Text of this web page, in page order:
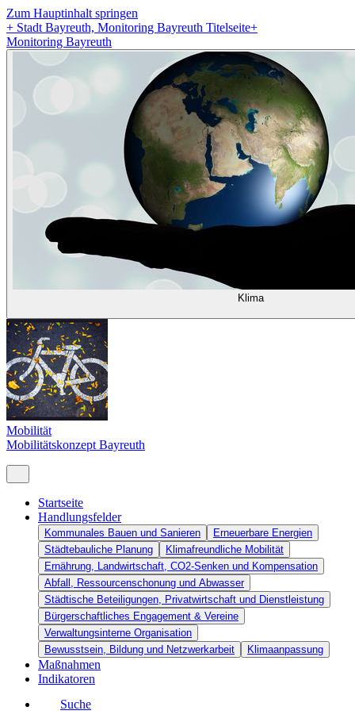
Zum Hauptinhalt springen
+ Stadt Bayreuth, Monitoring Bayreuth Titelseite+
Monitoring Bayreuth
Klima
Mobilität
Mobilitätskonzept Bayreuth
Startseite
Handlungsfelder
Kommunales Bauen und Sanieren
Erneuerbare Energien
Städtebauliche Planung
Klimafreundliche Mobilität
Ernährung, Landwirtschaft, CO2-Senken und Kompensation
Abfall, Ressourcenschonung und Abwasser
Städtische Beteiligungen, Privatwirtschaft und Dienstleistung
Bürgerschaftliches Engagement & Vereine
Verwaltungsinterne Organisation
Bewusstsein, Bildung und Netzwerkarbeit
Klimaanpassung
Maßnahmen
Indikatoren
Suche